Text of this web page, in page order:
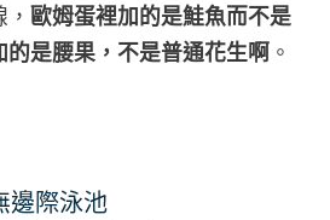
歐姆蛋裡加的是鮭魚而不是
的是腰果，不是普通花生啊 。
邊際泳池